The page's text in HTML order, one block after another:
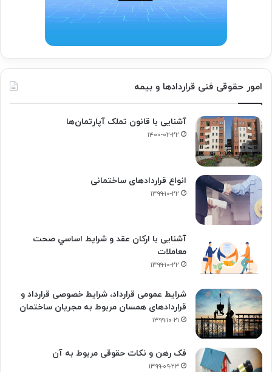
امور حقوقی فنی قراردادها و بیمه
آشنایی با قانون تملک آپارتمان‌ها
۱۴۰۰-۰۲-۲۲
انواع قراردادهای ساختمانی
۱۳۹۹-۱۰-۲۲
آشنایی با ارکان عقد و شرايط اساسي صحت
معاملات
۱۳۹۹-۱۰-۲۲
شرایط عمومی قرارداد، شرایط خصوصی قرارداد و
قراردادهای همسان مربوط به مجریان ساختمان
۱۳۹۹-۱۰-۲۱
فک‌ رهن و نکات حقوقی مربوط به آن
۱۳۹۹-۰۹-۲۳